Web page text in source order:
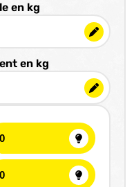
en kg
en kg